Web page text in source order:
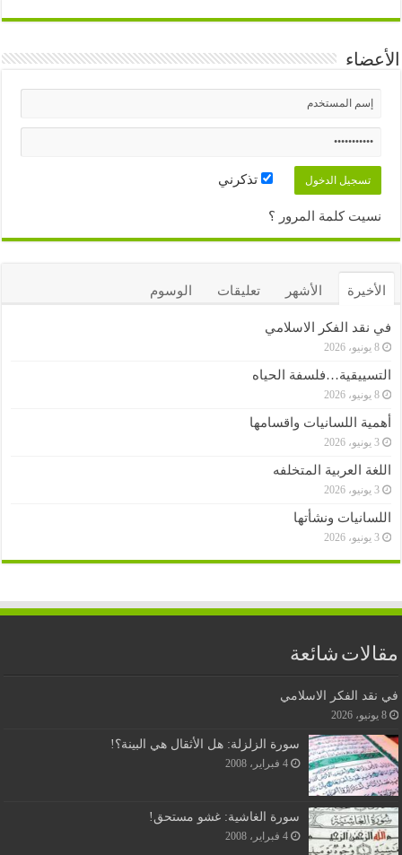
الأعضاء
تذكرني
نسيت كلمة المرور ؟
الأخيرة الأشهر تعليقات الوسوم
في نقد الفكر الاسلامي
8 يونيو، 2026
التسييقية…فلسفة الحياه
8 يونيو، 2026
أهمية اللسانيات واقسامها
3 يونيو، 2026
اللغة العربية المتخلفه
3 يونيو، 2026
اللسانيات ونشأتها
3 يونيو، 2026
مقالات شائعة
في نقد الفكر الاسلامي
8 يونيو، 2026
سورة الزلزلة: هل الأثقال هي البينة؟!
4 فبراير، 2008
سورة الغاشية: غشو مستحق!
4 فبراير، 2008